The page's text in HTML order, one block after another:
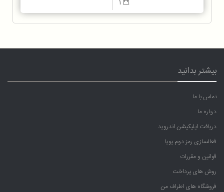
بیشتر بدانید
تماس با ما
درباره ما
دریافت اپلیکیشن اندروید
فعالسازی رمز دوم پویا
قوانین و مقررات
روش های پرداخت
فروشگاه های اطراف من